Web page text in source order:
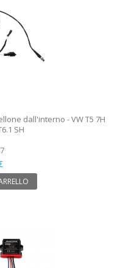
dall'interno - VW T5 7H
SH